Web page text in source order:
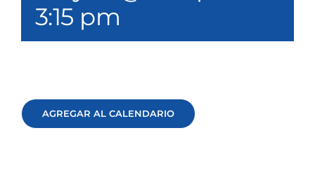
Filantropía y voluntariado
Póngase en contacto con
Donar
3:15 pm
AGREGAR AL CALENDARIO